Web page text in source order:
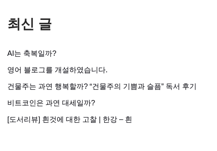
최신 글
AI는 축복일까?
영어 블로그를 개설하였습니다.
건물주는 과연 행복할까? “건물주의 기쁨과 슬픔” 독서 후기
비트코인은 과연 대세일까?
[도서리뷰] 흰것에 대한 고찰 | 한강 – 흰